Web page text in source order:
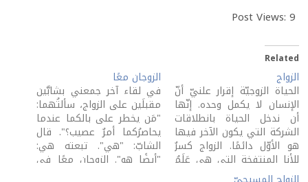
Post Views: 9
Related
الزواج
الحياة الزوجيّة إقرار علنيّ أنّ
الإنسان لا يكمل وحده. إنّها
أن ندخل الحياة بانطلاقات
الشركة التي يكون الآخر فيها
هو الأوّل دائمًا. الزواج كسرٌ
للأنا المنتفخة التي هي عَلَمُ
حياتنا في معظم الأحيان.
الزوجان معًا
في لقاء آخر جمعني بشابَّين
مقبلَين على الزواج، سألتُهما:
"مَن يخطر على بالكما عندما
يحاصرُكما أمرٌ عصيب؟". قال
الشابّ: "هي". تبعته هي:
"أيضًا هو". الزوجان معًا في